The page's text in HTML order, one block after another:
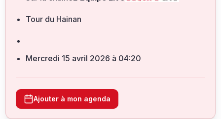
Tour du Hainan
mercredi 15 avril 2026 à 04:20
Ajouter à mon agenda